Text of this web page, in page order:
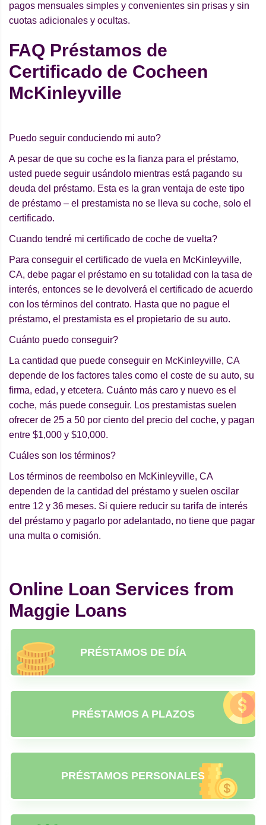
pagos mensuales simples y convenientes sin prisas y sin
cuotas adicionales y ocultas.
FAQ Préstamos de
Certificado de Cocheen
McKinleyville
Puedo seguir conduciendo mi auto?
A pesar de que su coche es la fianza para el préstamo,
usted puede seguir usándolo mientras está pagando su
deuda del préstamo. Esta es la gran ventaja de este tipo
de préstamo – el prestamista no se lleva su coche, solo el
certificado.
Cuando tendré mi certificado de coche de vuelta?
Para conseguir el certificado de vuela en McKinleyville,
CA, debe pagar el préstamo en su totalidad con la tasa de
interés, entonces se le devolverá el certificado de acuerdo
con los términos del contrato. Hasta que no pague el
préstamo, el prestamista es el propietario de su auto.
Cuánto puedo conseguir?
La cantidad que puede conseguir en McKinleyville, CA
depende de los factores tales como el coste de su auto, su
firma, edad, y etcetera. Cuánto más caro y nuevo es el
coche, más puede conseguir. Los prestamistas suelen
ofrecer de 25 a 50 por ciento del precio del coche, y pagan
entre $1,000 y $10,000.
Cuáles son los términos?
Los términos de reembolso en McKinleyville, CA
dependen de la cantidad del préstamo y suelen oscilar
entre 12 y 36 meses. Si quiere reducir su tarifa de interés
del préstamo y pagarlo por adelantado, no tiene que pagar
una multa o comisión.
Online Loan Services from
Maggie Loans
PRÉSTAMOS DE DÍA
PRÉSTAMOS A PLAZOS
PRÉSTAMOS PERSONALES